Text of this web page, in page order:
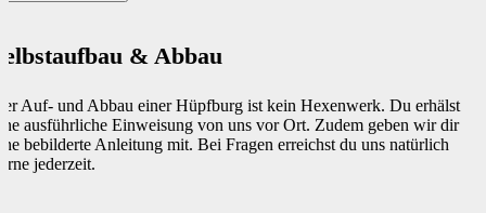
& Abbau
Auf- und Abbau einer Hüpfburg ist kein Hexenwerk. Du erhälst
ausführliche Einweisung von uns vor Ort. Zudem geben wir dir
bebilderte Anleitung mit. Bei Fragen erreichst du uns natürlich
jederzeit.